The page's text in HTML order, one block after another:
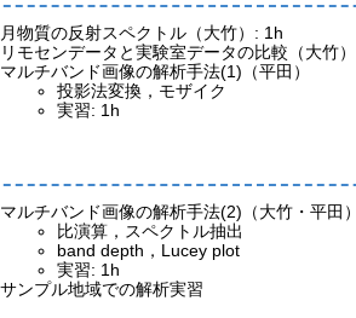
月物質の反射スペクトル（大竹）: 1h
リモセンデータと実験室データの比較（大竹）
マルチバンド画像の解析手法(1)（平田）
投影法変換，モザイク
実習: 1h
マルチバンド画像の解析手法(2)（大竹・平田）
比演算，スペクトル抽出
band depth，Lucey plot
実習: 1h
サンプル地域での解析実習